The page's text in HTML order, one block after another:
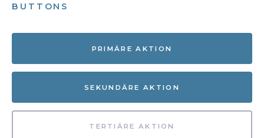
BUTTONS
PRIMÄRE AKTION
SEKUNDÄRE AKTION
TERTIÄRE AKTION